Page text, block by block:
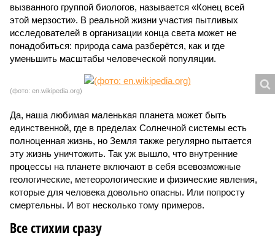
вызванного группой биологов, называется «Конец всей
этой мерзости». В реальной жизни участия пытливых
исследователей в организации конца света может не
понадобиться: природа сама разберётся, как и где
уменьшить масштабы человеческой популяции.
(фото: en.wikipedia.org)
Да, наша любимая маленькая планета может быть
единственной, где в пределах Солнечной системы есть
полноценная жизнь, но Земля также регулярно пытается
эту жизнь уничтожить. Так уж вышло, что внутренние
процессы на планете включают в себя всевозможные
геологические, метеорологические и физические явления,
которые для человека довольно опасны. Или попросту
смертельны. И вот несколько тому примеров.
Все стихии сразу